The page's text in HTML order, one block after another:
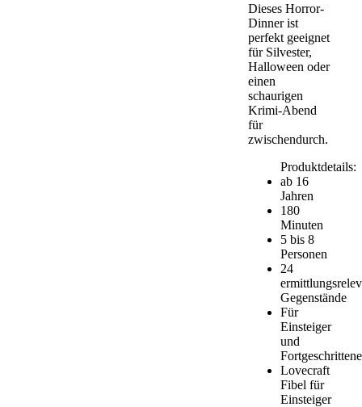
Dieses Horror-
Dinner ist
perfekt geeignet
für Silvester,
Halloween oder
einen
schaurigen
Krimi-Abend
für
zwischendurch.
Produktdetails:
ab 16
Jahren
180
Minuten
5 bis 8
Personen
24
Gegenstände
Für
Einsteiger
und
Fortgeschrittene
Lovecraft
Fibel für
Einsteiger